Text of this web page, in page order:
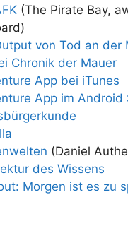
(The Pirate Bay,
von Tod an der
Chronik der Mauer
App bei iTunes
App im Android
(Daniel
des Wissens
Morgen ist es zu